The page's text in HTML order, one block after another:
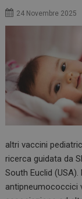
24 Novembre 2025
altri vaccini
ricerca guidata da
South Euclid
antipneumococcici
sito web
protette
NOME